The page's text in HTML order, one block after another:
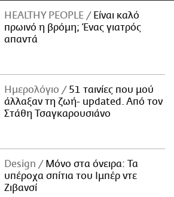
HEALTHY PEOPLE
Είναι καλό
πρωινό η βρόμη; Ένας γιατρός
απαντά
Ημερολόγιο
51 ταινίες που μού
άλλαξαν τη ζωή- updated. Aπό τον
Στάθη Τσαγκαρουσιάνο
Design
Μόνο στα όνειρα: Τα
υπέροχα σπίτια του Ιμπέρ ντε
Ζιβανσί